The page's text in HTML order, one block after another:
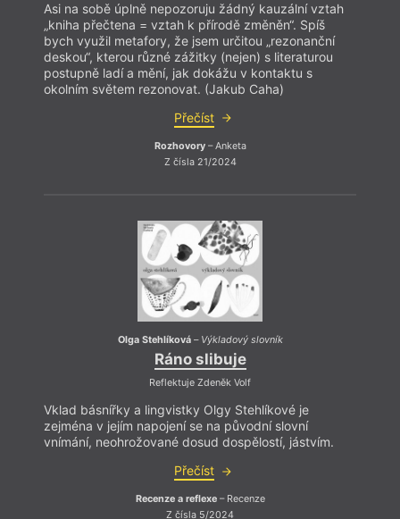
Asi na sobě úplně nepozoruju žádný kauzální vztah
„kniha přečtena = vztah k přírodě změněn“. Spíš
bych využil metafory, že jsem určitou „rezonanční
deskou“, kterou různé zážitky (nejen) s literaturou
postupně ladí a mění, jak dokážu v kontaktu s
okolním světem rezonovat. (Jakub Caha)
Přečíst
Rozhovory– Anketa
Z čísla 21/2024
Olga Stehlíková– Výkladový slovník
Ráno slibuje
Reflektuje Zdeněk Volf
Vklad básnířky a lingvistky Olgy Stehlíkové je
zejména v jejím napojení se na původní slovní
vnímání, neohrožované dosud dospělostí, jástvím.
Přečíst
Recenze a reflexe– Recenze
Z čísla 5/2024